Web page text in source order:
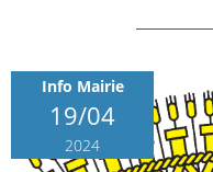
Info Mairie
19/04
2024